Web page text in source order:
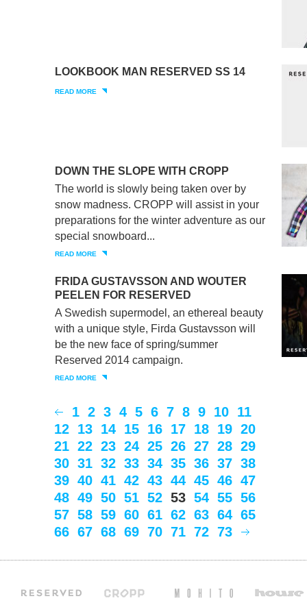
LOOKBOOK MAN RESERVED SS 14
READ MORE
DOWN THE SLOPE WITH CROPP
The world is slowly being taken over by
snow madness. CROPP will assist in your
preparations for the winter adventure as our
special snowboard...
READ MORE
FRIDA GUSTAVSSON AND WOUTER
PEELEN FOR RESERVED
A Swedish supermodel, an ethereal beauty
with a unique style, Firda Gustavsson will
be the new face of spring/summer
Reserved 2014 campaign.
READ MORE
1 2 3 4 5 6 7 8 9 10 11
12 13 14 15 16 17 18 19 20
21 22 23 24 25 26 27 28 29
30 31 32 33 34 35 36 37 38
39 40 41 42 43 44 45 46 47
48 49 50 51 52 53 54 55 56
57 58 59 60 61 62 63 64 65
66 67 68 69 70 71 72 73